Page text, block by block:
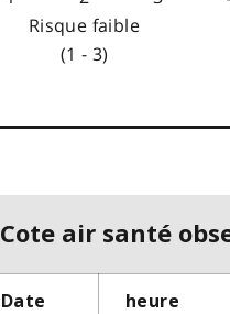
Risque faible
(1 - 3)
Cote air santé
Date heure